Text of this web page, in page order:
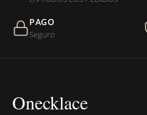
PAGO
Seguro
Onecklace